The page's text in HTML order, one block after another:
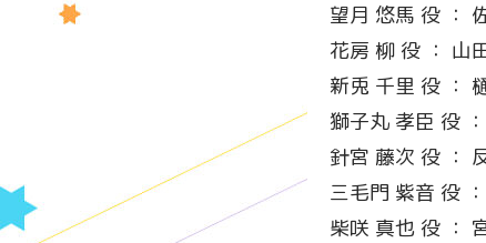
望月 悠馬 役 ：
花房 柳 役 ： 山
新兎 千里 役 ：
獅子丸 孝臣 役
針宮 藤次 役 ：
三毛門 紫音 役
柴咲 真也 役 ：